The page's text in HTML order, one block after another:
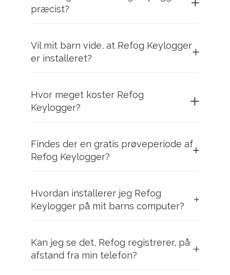
præcist?
Vil mit barn vide, at Refog Keylogger
er installeret?
Hvor meget koster Refog
Keylogger?
Findes der en gratis prøveperiode af
Refog Keylogger?
Hvordan installerer jeg Refog
Keylogger på mit barns computer?
Kan jeg se det, Refog registrerer, på
afstand fra min telefon?